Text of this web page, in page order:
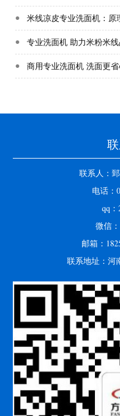
米线凉皮专业洗面机：原
专业洗面机 助力米粉米
商用专业洗面机 洗面更
联系人：
电话：
qq：
微信
邮箱：
联系地址：河